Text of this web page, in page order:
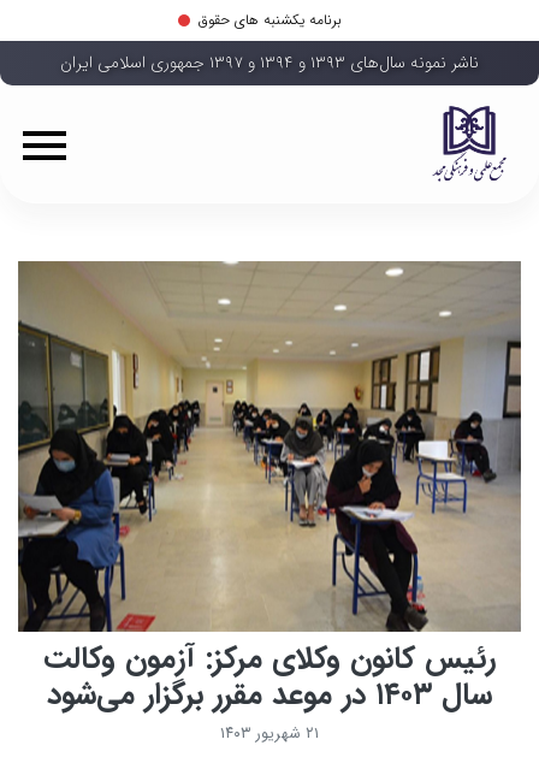
برنامه یکشنبه های حقوق
ناشر نمونه سال‌های ۱۳۹۳ و ۱۳۹۴ و ۱۳۹۷ جمهوری اسلامی ایران
رئیس کانون وکلای مرکز: آزمون وکالت
سال ۱۴۰۳ در موعد مقرر برگزار می‌شود
۲۱ شهریور ۱۴۰۳